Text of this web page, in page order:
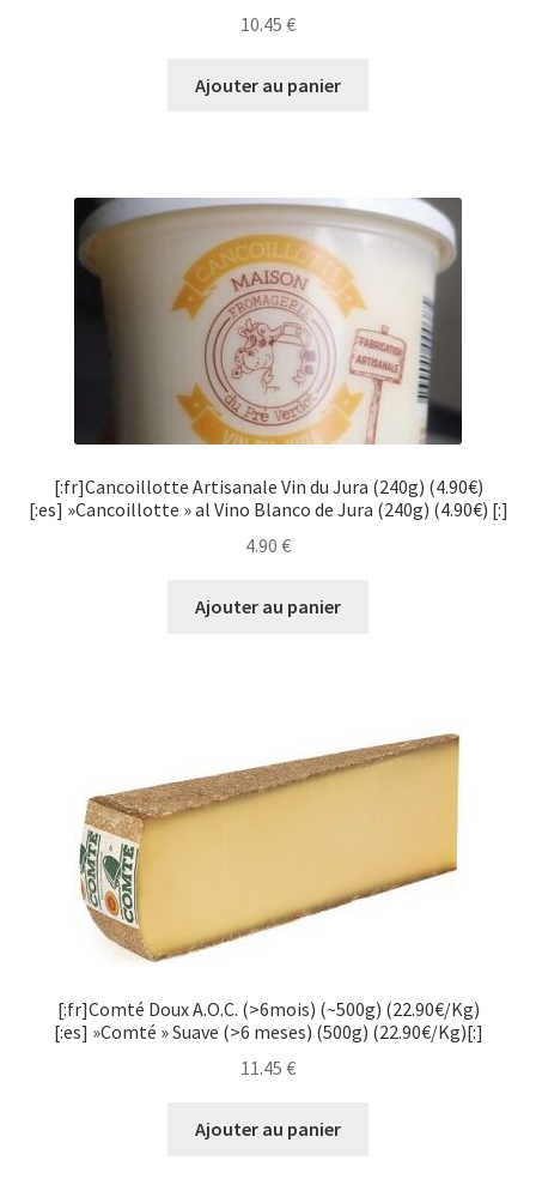
10.45 €
Ajouter au panier
[:fr]Cancoillotte Artisanale Vin du Jura (240g) (4.90€)
[:es] »Cancoillotte » al Vino Blanco de Jura (240g) (4.90€) [:]
4.90 €
Ajouter au panier
[:fr]Comté Doux A.O.C. (>6mois) (~500g) (22.90€/Kg)
[:es] »Comté » Suave (>6 meses) (500g) (22.90€/Kg)[:]
11.45 €
Ajouter au panier